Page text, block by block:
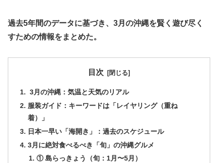
​過去5年間のデータに基づき、3月の沖縄を賢く遊び尽く
すための情報をまとめた。
目次
​ 3月の沖縄：気温と天気のリアル
​服装ガイド：キーワードは「レイヤリング（重ね
着）」
​日本一早い「海開き」：過去のスケジュール
​3月に絶対食べるべき「旬」の沖縄グルメ
​① 島らっきょう（旬：1月〜5月）